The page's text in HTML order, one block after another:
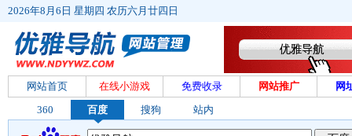
2026年8月6日 星期四 农历六月廿四日
网站首页 在线小游戏 免费收录 网站推广
网
360
百度 搜狗 站内